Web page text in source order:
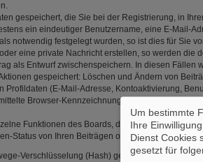
gespeichert, die Sie bei der Registrierung, in
ein eindeutiger Benutzername, eine E-Mail-
notwendig festgelegt wurden, so ist dies für Sie
eine private Nachricht erstellen, so werden die
als Entwurf zwischenspeichern. In diesen Fällen
gespeichert: Löschen und Ändern von
Profildaten (E-Mail-Adresse, Kontoaktivierung,
Browser-Kennzeichnung (User Agent) wird
Funktionen des Boards, dass weitere Daten
Status von Ihren Beiträgen oder explizit von
Verschlüsselung (Hash) gespeichert, so dass
Um bestimmte
Ihre
Dienst Cookies
gesetzt für